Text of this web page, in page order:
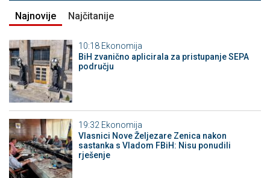
Najnovije Najčitanije
10:18 Ekonomija
BiH zvanično aplicirala za pristupanje SEPA
području
19:32 Ekonomija
Vlasnici Nove Željezare Zenica nakon
sastanka s Vladom FBiH: Nisu ponudili
rješenje